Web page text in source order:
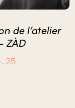
de l’atelier
ZÀD